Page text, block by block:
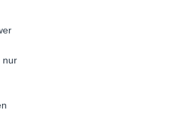
nur